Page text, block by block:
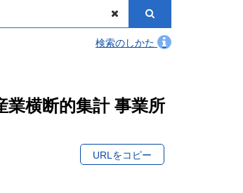
検索のしかた
業横断的集計 事業所
URLをコピー